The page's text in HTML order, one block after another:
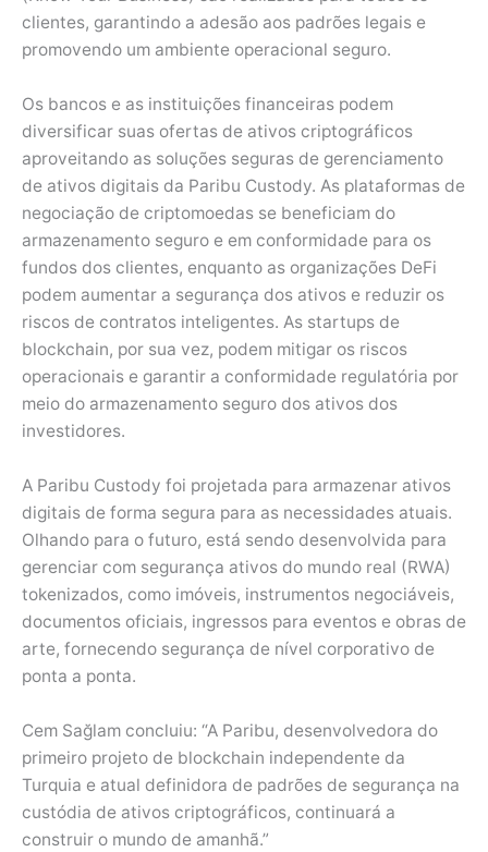
clientes, garantindo a adesão aos padrões legais e
promovendo um ambiente operacional seguro.
Os bancos e as instituições financeiras podem
diversificar suas ofertas de ativos criptográficos
aproveitando as soluções seguras de gerenciamento
de ativos digitais da Paribu Custody. As plataformas de
negociação de criptomoedas se beneficiam do
armazenamento seguro e em conformidade para os
fundos dos clientes, enquanto as organizações DeFi
podem aumentar a segurança dos ativos e reduzir os
riscos de contratos inteligentes. As startups de
blockchain, por sua vez, podem mitigar os riscos
operacionais e garantir a conformidade regulatória por
meio do armazenamento seguro dos ativos dos
investidores.
A Paribu Custody foi projetada para armazenar ativos
digitais de forma segura para as necessidades atuais.
Olhando para o futuro, está sendo desenvolvida para
gerenciar com segurança ativos do mundo real (RWA)
tokenizados, como imóveis, instrumentos negociáveis,
documentos oficiais, ingressos para eventos e obras de
arte, fornecendo segurança de nível corporativo de
ponta a ponta.
Cem Sağlam concluiu: “A Paribu, desenvolvedora do
primeiro projeto de blockchain independente da
Turquia e atual definidora de padrões de segurança na
custódia de ativos criptográficos, continuará a
construir o mundo de amanhã.”